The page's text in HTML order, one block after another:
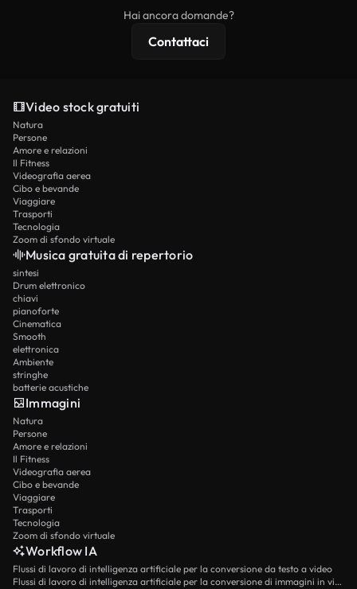
Hai ancora domande?
Contattaci
Video stock gratuiti
Natura
Persone
Amore e relazioni
Il Fitness
Videografia aerea
Cibo e bevande
Viaggiare
Trasporti
Tecnologia
Zoom di sfondo virtuale
Musica gratuita di repertorio
sintesi
Drum elettronico
chiavi
pianoforte
Cinematica
Smooth
elettronica
Ambiente
stringhe
batterie acustiche
Immagini
Natura
Persone
Amore e relazioni
Il Fitness
Videografia aerea
Cibo e bevande
Viaggiare
Trasporti
Tecnologia
Zoom di sfondo virtuale
Workflow IA
Flussi di lavoro di intelligenza artificiale per la conversione da testo a video
Flussi di lavoro di intelligenza artificiale per la conversione di immagini in video